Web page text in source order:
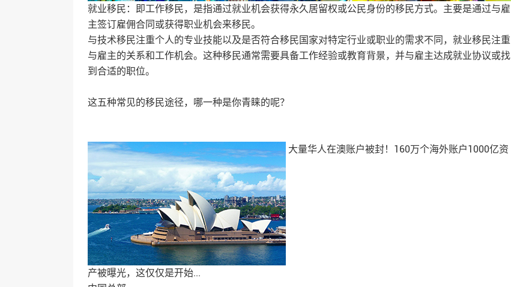
就业移民：即工作移民，是指通过就业机会获得永久居留权或公民身份的移民方式。主要是通过与雇
主签订雇佣合同或获得职业机会来移民。
与技术移民注重个人的专业技能以及是否符合移民国家对特定行业或职业的需求不同，就业移民注重
与雇主的关系和工作机会。这种移民通常需要具备工作经验或教育背景，并与雇主达成就业协议或找
到合适的职位。
这五种常见的移民途径，哪一种是你青睐的呢？
大量华人在澳账户被封！160万个海外账户1000亿资
产被曝光，这仅仅是开始...